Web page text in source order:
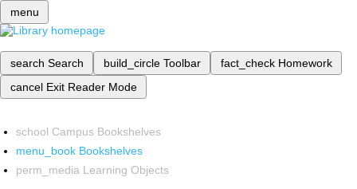
menu
search Search build_circle Toolbar fact_check Homework
cancel Exit Reader Mode
school Campus Bookshelves
menu_book Bookshelves
perm_media Learning Objects